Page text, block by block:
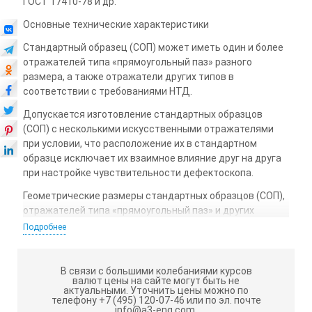
Основные технические характеристики
Стандартный образец (СОП) может иметь один и более
отражателей типа «прямоугольный паз» разного
размера, а также отражатели других типов в
соответствии с требованиями НТД.
Допускается изготовление стандартных образцов
(СОП) с несколькими искусственными отражате­лями
при условии, что расположение их в стандартном
образце исключает их взаимное влияние друг на друга
при настройке чувствительности дефектоскопа.
Геометрические размеры стандартных образцов (СОП),
отражателей типа «прямоугольный паз» и других
отражателей выполненных на образце определяются
стандартных образцов (СОП) из материала Заказчика
т.к. стандартный образец (мера) по своим акустическим
свойствам будет соответствовать объекту контроля;
Подробнее
В связи с большими колебаниями курсов
валют цены на сайте могут быть не
актуальными. Уточнить цены можно по
телефону +7 (495) 120-07-46 или по эл. почте